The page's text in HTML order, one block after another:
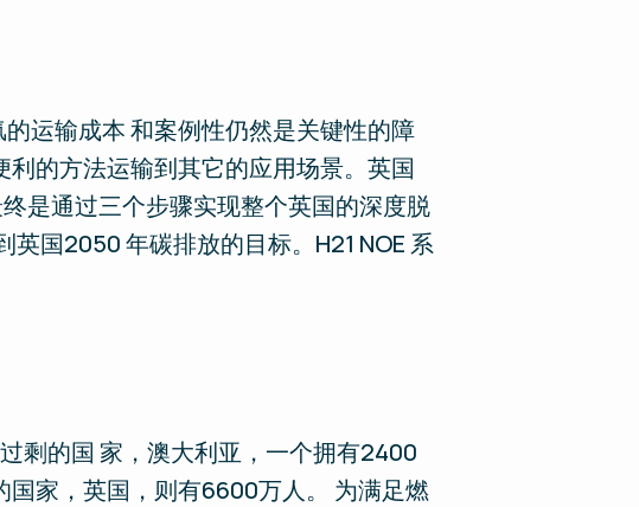
运输成本 和案例性仍然是关键性的障
的方法运输到其它的应用场景。英国
是通过三个步骤实现整个英国的深度脱
国2050 年碳排放的目标。H21 NOE 系
剩的国 家，澳大利亚，一个拥有2400
家，英国，则有6600万人。 为满足燃